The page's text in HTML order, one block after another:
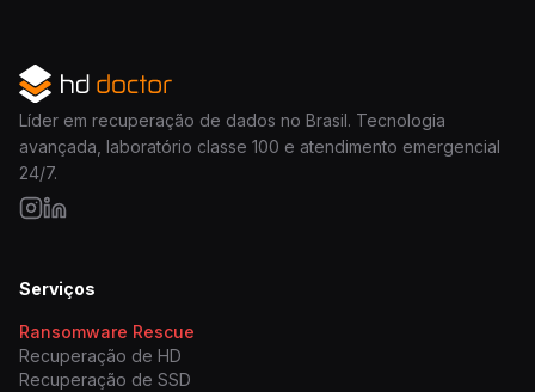
Líder em recuperação de dados no Brasil. Tecnologia
avançada, laboratório classe 100 e atendimento emergencial
24/7.
Serviços
Ransomware Rescue
Recuperação de HD
Recuperação de SSD